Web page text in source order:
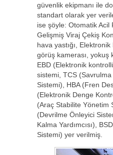
güvenlik ekipmanı ile
standart olarak yer
ise şöyle: Otomatik Acil
Gelişmiş Viraj Çekiş
hava yastığı,
görüş kamerası, yokuş
EBD (Elektronik
sistemi, TCS
Sistemi), HBA (Fren
(Elektronik Denge
(Araç Stabilite Yönetim
(Devrilme Önleyici
Kalma Yardımcısı),
Sistemi) yer verilmiş.